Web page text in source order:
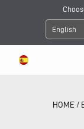
English
HOME /